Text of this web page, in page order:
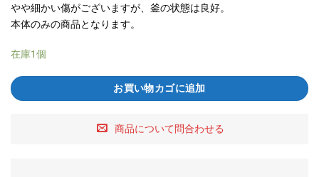
やや細かい傷がございますが、釜の状態は良好。
本体のみの商品となります。
在庫1個
お買い物カゴに追加
商品について問合わせる